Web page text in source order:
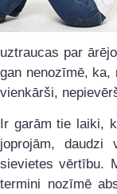
uztraucas par
gan nenozīmē,
vienkārši,
Ir garām tie laiki,
joprojām,
sievietes vērtību.
termini nozīmē